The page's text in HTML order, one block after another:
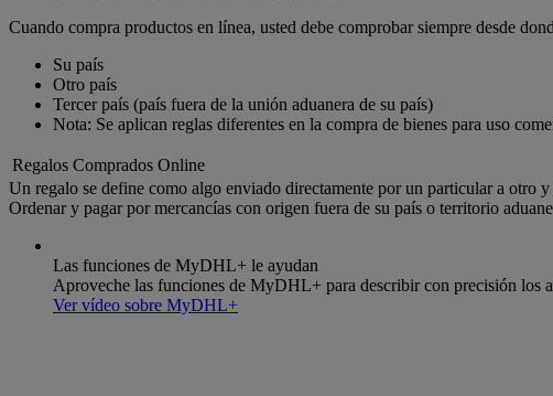
Cuando compra productos en línea, usted debe comprobar siempre desde
Su país
Otro país
Tercer país (país fuera de la unión aduanera de su país)
Nota: Se aplican reglas diferentes en la compra de bienes para uso
Regalos Comprados Online
Un regalo se define como algo enviado directamente por un particular a otro
Ordenar y pagar por mercancías con origen fuera de su país o territorio
Las funciones de MyDHL+ le ayudan
Aproveche las funciones de MyDHL+ para describir con precisión los
Ver vídeo sobre MyDHL+